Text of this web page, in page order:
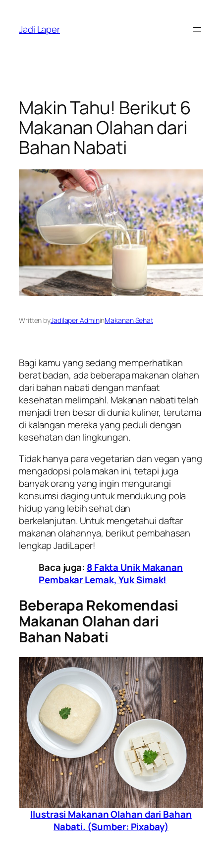
content
Jadi Laper
Makin Tahu! Berikut 6
Makanan Olahan dari
Bahan Nabati
Written byJadilaper AdmininMakanan Sehat
Bagi kamu yang sedang memperhatikan
berat badan, ada beberapa makanan olahan
dari bahan nabati dengan manfaat
kesehatan melimpahl. Makanan nabati telah
menjadi tren besar di dunia kuliner, terutama
di kalangan mereka yang peduli dengan
kesehatan dan lingkungan.
Tidak hanya para vegetarian dan vegan yang
mengadopsi pola makan ini, tetapi juga
banyak orang yang ingin mengurangi
konsumsi daging untuk mendukung pola
hidup yang lebih sehat dan
berkelanjutan. Untuk mengetahui daftar
makanan olahannya, berikut pembahasan
lengkap JadiLaper!
Baca juga: 8 Fakta Unik Makanan
Pembakar Lemak, Yuk Simak!
Beberapa Rekomendasi
Makanan Olahan dari
Bahan Nabati
Ilustrasi Makanan Olahan dari Bahan
Nabati. (Sumber: Pixabay)